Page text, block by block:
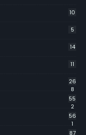
10
5
14
11
26
8
55
2
56
1
87